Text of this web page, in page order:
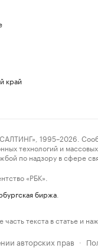
край
1995–2026.
технологий и
по надзору в сфере
«РБК».
биржа
текста в статье и
авторских прав ·